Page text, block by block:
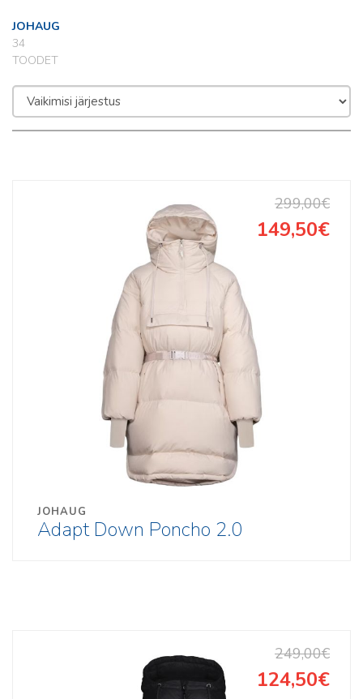
JOHAUG
34
TOODET
JOHAUG
Adapt Down Poncho 2.0
299,00€
149,50€
249,00€
124,50€